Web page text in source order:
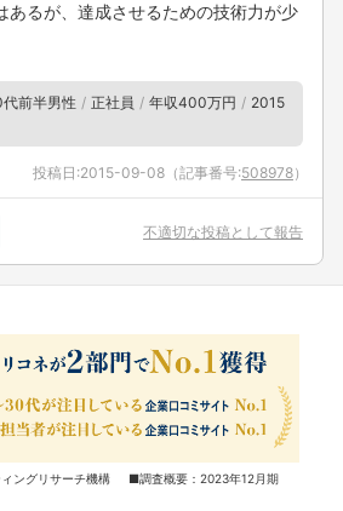
あるが、達成させるための技術力が少
前半男性 正社員 年収400万円
2015
投稿日:2015-09-08 （記事番号:508978）
不適切な投稿として報告
ィングリサーチ機構 ■調査概要：2023年12月期